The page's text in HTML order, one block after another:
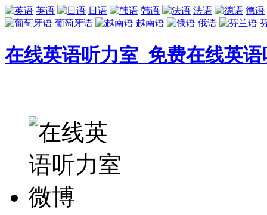
英语 日语 韩语 法语
德语
葡萄牙语
越南语 俄语
在线英语听力室_免费在线英